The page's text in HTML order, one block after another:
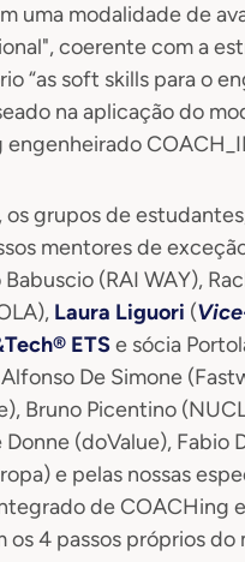
uma modalidade de
coerente com a
“as soft skills para o
na aplicação do
engenheirado
os grupos de
mentores de
(RAI WAY),
Laura Liguori (
ETSe sócia
De Simone
Bruno Picentino
Donne (doValue), Fabio
e pelas nossas
de COACHing
os 4 passos próprios do